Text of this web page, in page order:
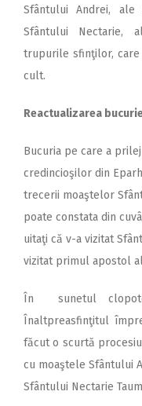
Sfântului Andrei, ale
Sfântului Nectarie,
trupurile sfinţilor, care
cult.
Reactualizarea
Bucuria pe care a
credincioşilor din
trecerii moaştelor
poate constata din
uitaţi că v-a vizitat
vizitat primul apostol
În sunetul
Înaltpreasfinţitul
făcut o scurtă
cu moaştele Sfântului
Sfântului Nectarie